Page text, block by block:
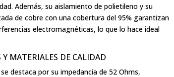
Además, su aislamiento de polietileno y su
de cobre con una cobertura del 95% garantizan
electromagnéticas, lo que lo hace ideal
MATERIALES DE CALIDAD
destaca por su impedancia de 52 Ohms,